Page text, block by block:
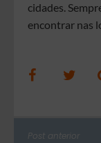
cidades.
encontrar nas
Post anterior